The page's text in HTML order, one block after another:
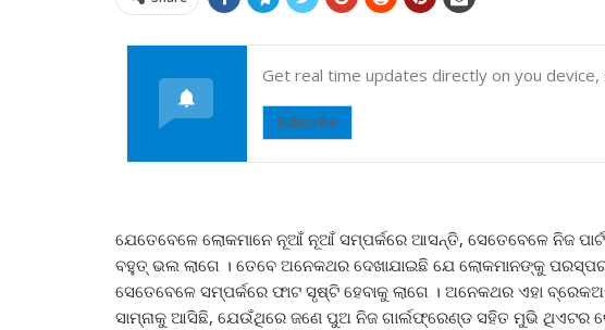
Get real time updates directly on you device,
Subscribe
ଯେତେବେଳେ ଲୋକମାନେ ନୂଆଁ ନୂଆଁ ସମ୍ପର୍କରେ ଆସନ୍ତି, ସେତେବେଳେ ନିଜ
ବହୁତ୍ ଭଲ ଲାଗେ । ତେବେ ଅନେକଥର ଦେଖାଯାଇଛି ଯେ ଲୋକମାନଙ୍କୁ
ସେତେବେଳେ ସମ୍ପର୍କରେ ଫାଟ ସୃଷ୍ଟି ହେବାକୁ ଲାଗେ । ଅନେକଥର ଏହା
ସାମ୍ନାକୁ ଆସିଛି, ଯେଉଁଥିରେ ଜଣେ ପୁଅ ନିଜ ଗାର୍ଲଫ୍ରେଣ୍ଡ ସହିତ ମୁଭି ଥିଏଟର